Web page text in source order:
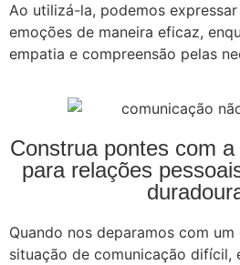
Ao utilizá-la, podemos
emoções de maneira eficaz,
empatia e compreensão pelas
Construa pontes com
para relações
Quando nos deparamos com
situação de comunicação difícil,